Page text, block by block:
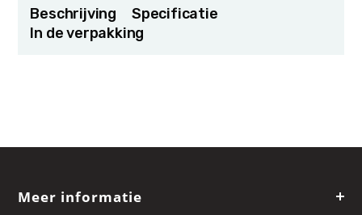
Beschrijving
Specificatie
In de verpakking
Meer informatie